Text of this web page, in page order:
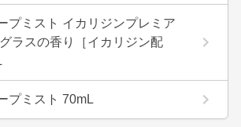
プミスト イカリジンプレミア
ラスの香り［イカリジン配
プミスト 70mL